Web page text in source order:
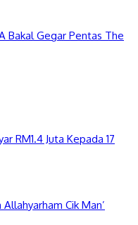
Bakal Gegar Pentas The
RM1.4 Juta Kepada 17
Cik Man’